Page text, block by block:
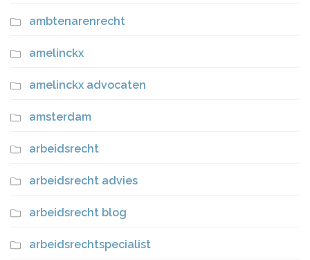
ambtenarenrecht
amelinckx
amelinckx advocaten
amsterdam
arbeidsrecht
arbeidsrecht advies
arbeidsrecht blog
arbeidsrechtspecialist